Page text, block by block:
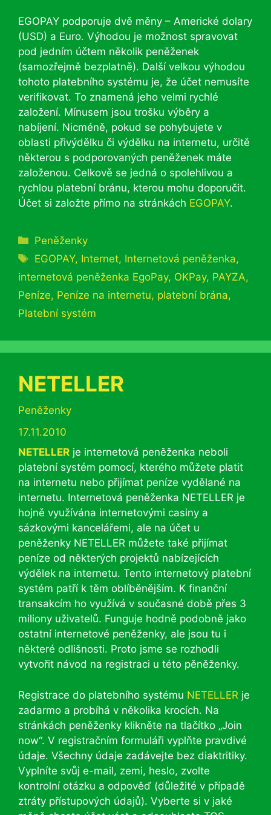
EGOPAY podporuje dvě měny – Americké dolary
(USD) a Euro. Výhodou je možnost spravovat
pod jedním účtem několik peněženek
(samozřejmě bezplatně). Další velkou výhodou
tohoto platebního systému je, že účet nemusíte
verifikovat. To znamená jeho velmi rychlé
založení. Mínusem jsou trošku výběry a
nabíjení. Nicméně, pokud se pohybujete v
oblasti přivýdělku či výdělku na internetu, určitě
některou s podporovaných peněženek máte
založenou. Celkově se jedná o spolehlivou a
rychlou platební bránu, kterou mohu doporučit.
Účet si založte přímo na stránkách EGOPAY.
Rubriky
Peněženky
Štítky
EGOPAY, Internet, Internetová peněženka,
internetová peněženka EgoPay, OKPay, PAYZA,
Peníze, Peníze na internetu, platební brána,
Platební systém
NETELLER
Rubriky
Peněženky
17.11.2010
NETELLER je internetová peněženka neboli
platební systém pomocí, kterého můžete platit
na internetu nebo přijímat peníze vydělané na
internetu. Internetová peněženka NETELLER je
hojně využívána internetovými casiny a
sázkovými kancelářemi, ale na účet u
peněženky NETELLER můžete také přijímat
peníze od některých projektů nabízejících
výdělek na internetu. Tento internetový platební
systém patří k těm oblíběnějším. K finanční
transakcím ho využívá v současné době přes 3
miliony uživatelů. Funguje hodně podobně jako
ostatní internetové peněženky, ale jsou tu i
některé odlišnosti. Proto jsme se rozhodli
vytvořit návod na registraci u této pěněženky.
Registrace do platebního systému NETELLER je
zadarmo a probíhá v několika krocích. Na
stránkách peněženky klikněte na tlačítko „Join
now“. V registračním formuláři vyplňte pravdivé
údaje. Všechny údaje zadávejte bez diaktritiky.
Vyplníte svůj e-mail, zemi, heslo, zvolte
kontrolní otázku a odpověď (důležité v případě
ztráty přístupových údajů). Vyberte si v jaké